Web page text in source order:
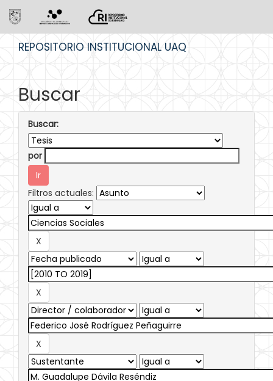
REPOSITORIO INSTITUCIONAL UAQ
Buscar
Buscar:
por
Filtros actuales: